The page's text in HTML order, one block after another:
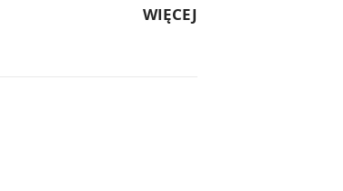
WIĘCEJ